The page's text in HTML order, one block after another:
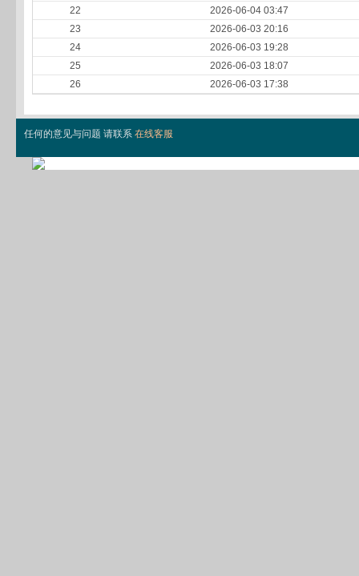
22
2026-06-04 03:47
23
2026-06-03 20:16
24
2026-06-03 19:28
25
2026-06-03 18:07
26
2026-06-03 17:38
任何的意见与问题 请联系 在线客服